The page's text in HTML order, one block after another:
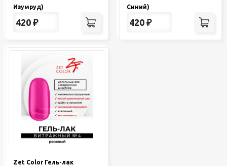
Изумруд)
420 ₽
Синий)
420 ₽
Zet Color Гель-лак